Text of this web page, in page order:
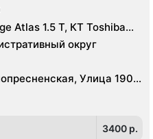
Atlas 1.5 Т, КТ Toshiba
округ
Улица 1905
3400 p.